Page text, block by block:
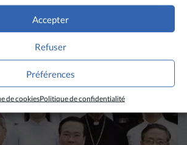
Accepter
Refuser
Préférences
de cookiesPolitique de confidentialité
presse de la
18 mars
LIRE PLUS →